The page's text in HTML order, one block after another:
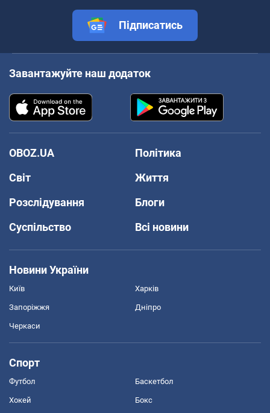
Підписатись
Завантажуйте наш додаток
OBOZ.UA
Політика
Світ
Життя
Розслідування
Блоги
Суспільство
Всі новини
Новини України
Київ Харків
Запоріжжя Дніпро
Черкаси
Спорт
Футбол Баскетбол
Хокей Бокс